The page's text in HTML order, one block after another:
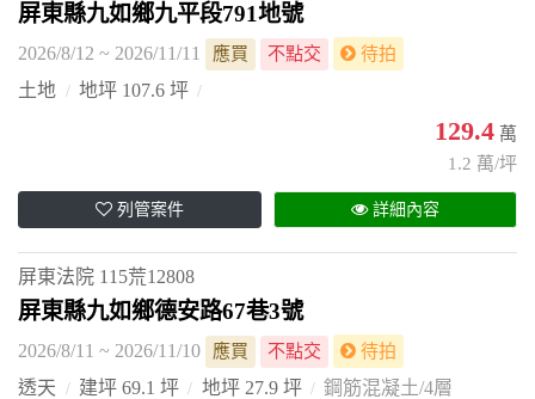
屏東縣九如鄉九平段791地號
2026/8/12 ~ 2026/11/11 應買 不點交 待拍
土地 地坪 107.6 坪
129.4 萬
1.2 萬/坪
列管案件 詳細內容
屏東法院 115荒12808
屏東縣九如鄉德安路67巷3號
2026/8/11 ~ 2026/11/10 應買 不點交 待拍
透天 建坪 69.1 坪 地坪 27.9 坪 鋼筋混凝土/4層